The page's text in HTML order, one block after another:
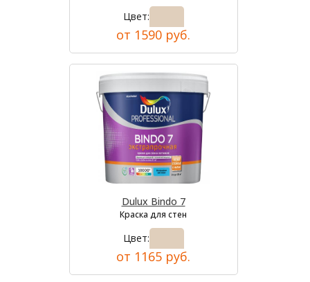
Цвет:
от 1590 руб.
Dulux Bindo 7
Краска для стен
Цвет:
от 1165 руб.